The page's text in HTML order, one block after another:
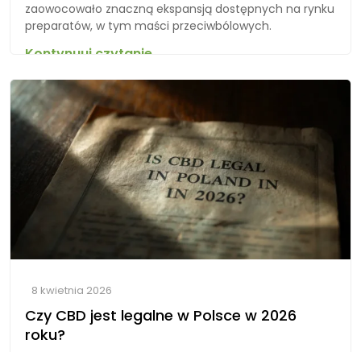
zaowocowało znaczną ekspansją dostępnych na rynku
preparatów, w tym maści przeciwbólowych.
Kontynuuj czytanie
8 kwietnia 2026
Czy CBD jest legalne w Polsce w 2026
roku?